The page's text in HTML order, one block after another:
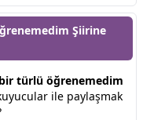
Şiirine
türlü öğrenemedim
ile paylaşmak